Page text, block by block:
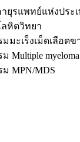
ยุรแพทย์แห่งประ
หิตวิทยา
มะเร็งเม็ดเลือดข
Multiple myeloma
MPN/MDS